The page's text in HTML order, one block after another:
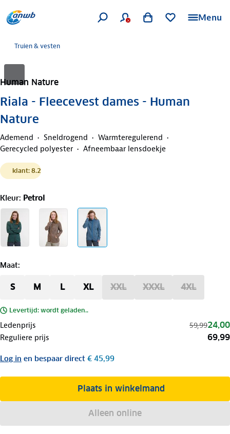
Menu
Truien & vesten
Human Nature
Riala - Fleecevest dames - Human
Nature
Ademend Sneldrogend
Warmteregulerend
Gerecycled polyester
Afneembaar lensdoekje
klant: 8.2
Kleur: Petrol
Maat:
S M L XL XXL XXXL 4XL
Levertijd: wordt geladen..
Ledenprijs 59,9924,00
Reguliere prijs 69,99
Log in en bespaar direct € 45,99
Plaats in winkelmand
Alleen online